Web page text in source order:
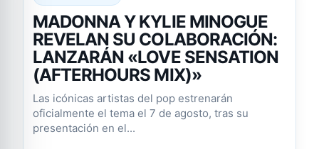
MADONNA Y KYLIE MINOGUE
REVELAN SU COLABORACIÓN:
LANZARÁN «LOVE SENSATION
(AFTERHOURS MIX)»
Las icónicas artistas del pop estrenarán
oficialmente el tema el 7 de agosto, tras su
presentación en el...